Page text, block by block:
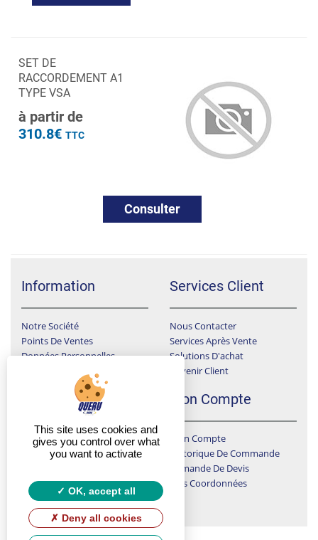
SET DE
RACCORDEMENT A1
TYPE VSA
à partir de
310.8€ TTC
Consulter
Information
Notre Société
Points De Ventes
Données Personnelles
Services Client
Nous Contacter
Services Après Vente
Solutions D'achat
Devenir Client
A Qui Dois-Je Envoyer Ma Demande De Devis ?
J'ai Choisi Un Produit Sur Le Catalogue Que Je Ne Trouve Pas En Ligne
Y A T-IL UN SUIVI DES CHANTIERS ?
Mon Compte
Mon Compte
Historique De Commande
Demande De Devis
Mes Coordonnées
This site uses cookies and
gives you control over what
you want to activate
OK, accept all
Deny all cookies